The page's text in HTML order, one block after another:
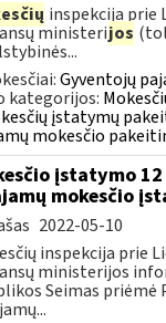
inspekcija prie
ministerijos
Gyventojų
kategorijos:
įstatymų
mokesčio
įstatymo
mokesčio
2022-05-10
inspekcija prie
ministerijos
Seimas